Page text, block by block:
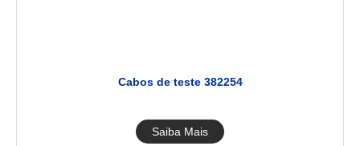
Cabos de teste 382254
Saiba Mais